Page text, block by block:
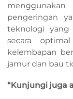
pengeringan
teknologi
secara
kelembapan
jamur dan bau
“Kunjungi juga